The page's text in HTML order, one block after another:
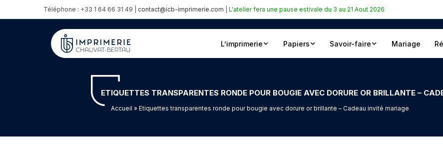
Téléphone : +33 1 64 66 31 49 | contact@icb-imprimerie.com L'atelier fera une pause estivale du 3 au 21 Aout 2026
L’imprimerie Papiers Savoir-faire Mariage
ETIQUETTES TRANSPARENTES RONDE POUR BOUGIE AVEC DORURE OR BRILLANTE –
Accueil » Etiquettes transparentes ronde pour bougie avec dorure or brillante – Cadeau invité mariage